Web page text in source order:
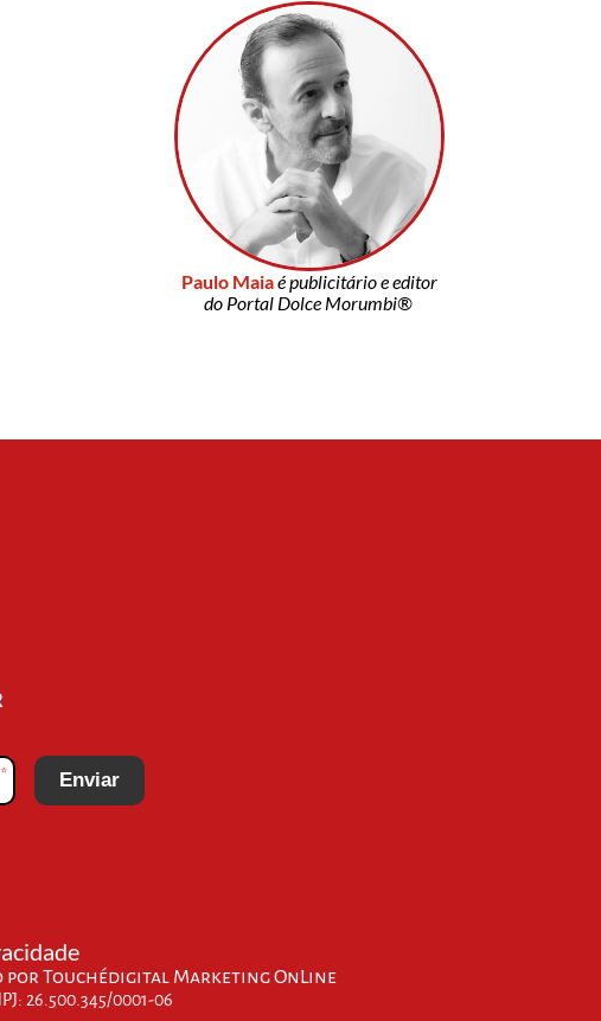
Paulo Maiaé publicitário e editor
do Portal Dolce Morumbi®
* Enviar
por Touchédigital Marketing OnLine
26.500.345/0001-06